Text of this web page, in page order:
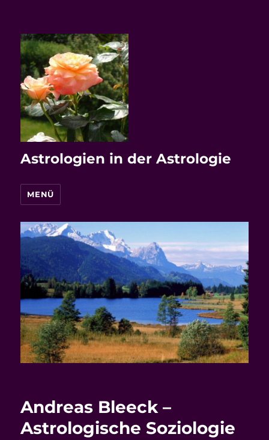
Astrologien in der Astrologie
MENÜ
Andreas Bleeck –
Astrologische Soziologie